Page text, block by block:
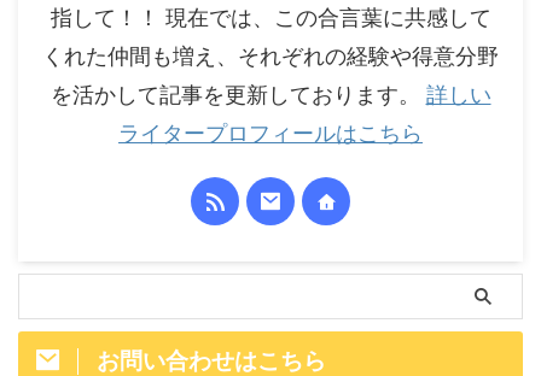
指して！！ 現在では、この合言葉に共感して
くれた仲間も増え、それぞれの経験や得意分野
を活かして記事を更新しております。 詳しい
ライタープロフィールはこちら
お問い合わせはこちら